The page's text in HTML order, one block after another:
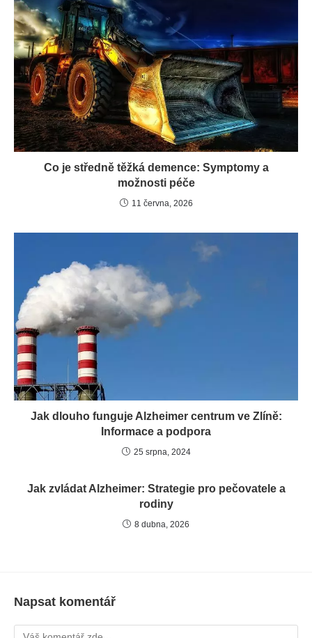
Co je středně těžká demence: Symptomy a
možnosti péče
11 června, 2026
Jak dlouho funguje Alzheimer centrum ve Zlíně:
Informace a podpora
25 srpna, 2024
Jak zvládat Alzheimer: Strategie pro pečovatele a
rodiny
8 dubna, 2026
Napsat komentář